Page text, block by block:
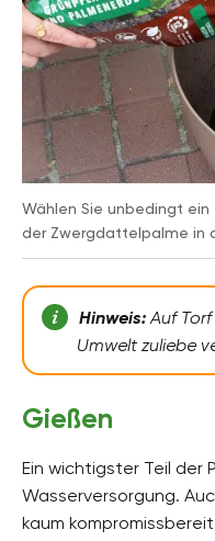
Wählen Sie unbedingt
der Zwergdattelpalme in
Hinweis:Auf Torf
Umwelt zuliebe
Gießen
Ein wichtigster Teil der
Wasserversorgung.
kaum